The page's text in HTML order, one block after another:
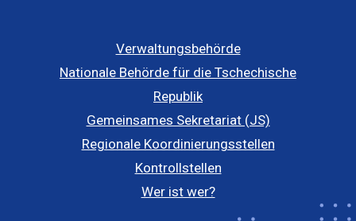
Verwaltungsbehörde
Nationale Behörde für die Tschechische
Republik
Gemeinsames Sekretariat (JS)
Regionale Koordinierungsstellen
Kontrollstellen
Wer ist wer?